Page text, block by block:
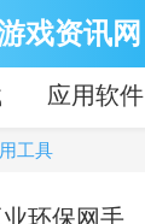
戏资讯网
应用软件
工具